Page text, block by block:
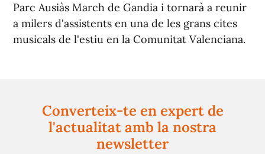
Parc Ausiàs March de Gandia i tornarà a reunir
a milers d'assistents en una de les grans cites
musicals de l'estiu en la Comunitat Valenciana.
Converteix-te en expert de
l'actualitat amb la nostra
newsletter